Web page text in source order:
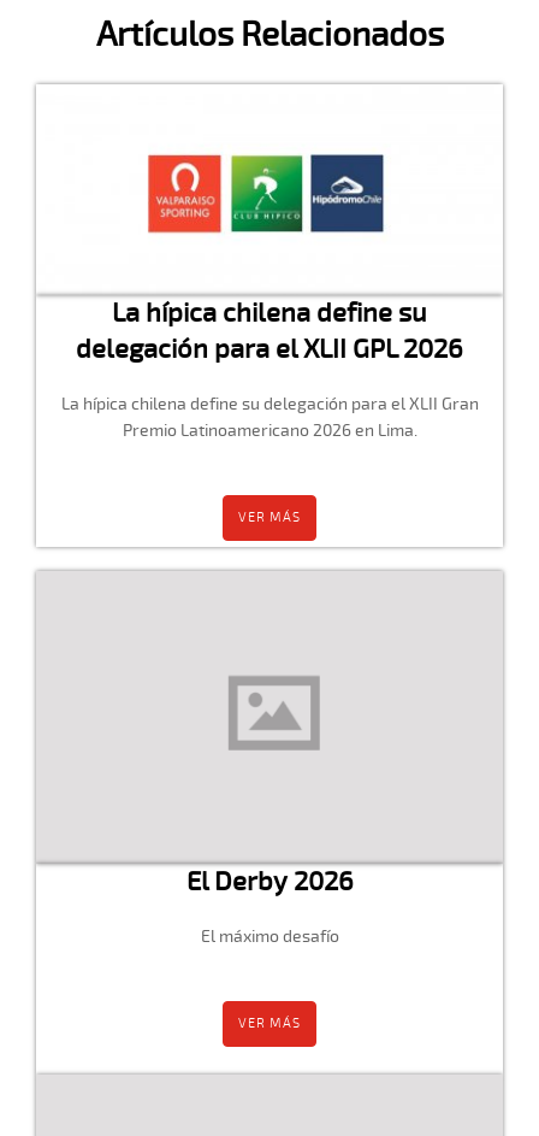
Artículos Relacionados
La hípica chilena define su
delegación para el XLII GPL 2026
La hípica chilena define su delegación para el XLII Gran
Premio Latinoamericano 2026 en Lima.
VER MÁS
El Derby 2026
El máximo desafío
VER MÁS